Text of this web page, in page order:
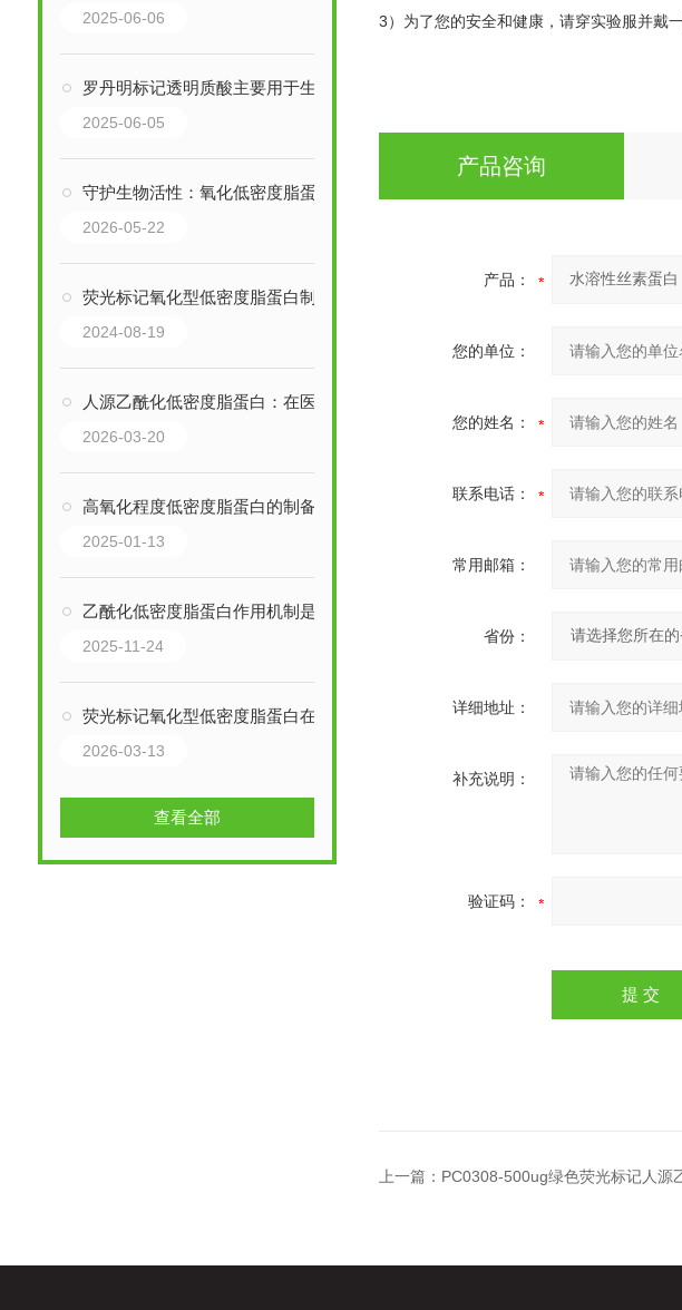
2025-06-06
罗丹明标记透明质酸主要用于生物成像和识别
2025-06-05
守护生物活性：氧化低密度脂蛋白的存放与质量维护要点
2026-05-22
荧光标记氧化型低密度脂蛋白制备工作如何进行？
2024-08-19
人源乙酰化低密度脂蛋白：在医学多领域的价值与应用
2026-03-20
高氧化程度低密度脂蛋白的制备工艺主要涉及两种方法
2025-01-13
乙酰化低密度脂蛋白作用机制是什么?
2025-11-24
荧光标记氧化型低密度脂蛋白在心血管和脂质运输研究中的应用
2026-03-13
查看全部
3）为了您的安全和健康，请穿实验服并戴
产品咨询
产品：
您的单位：
您的姓名：
联系电话：
常用邮箱：
省份：
详细地址：
补充说明：
验证码：
上一篇： PC0308-500ug绿色荧光标记人源